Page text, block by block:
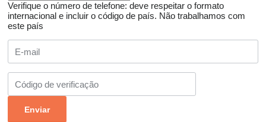
Verifique o número de telefone: deve respeitar o formato
internacional e incluir o código de país. Não trabalhamos com
este país